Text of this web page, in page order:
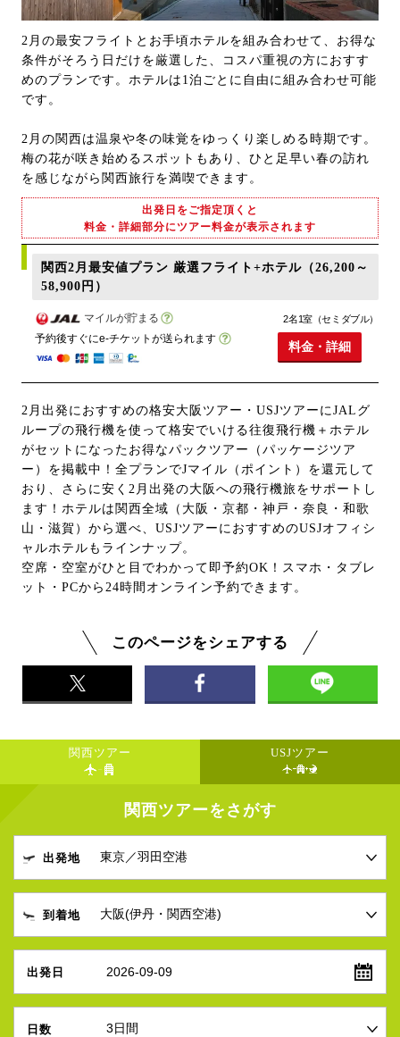
2月の最安フライトとお手頃ホテルを組み合わせて、お得な
条件がそろう日だけを厳選した、コスパ重視の方におすす
めのプランです。ホテルは1泊ごとに自由に組み合わせ可能
です。
2月の関西は温泉や冬の味覚をゆっくり楽しめる時期です。
梅の花が咲き始めるスポットもあり、ひと足早い春の訪れ
を感じながら関西旅行を満喫できます。
出発日をご指定頂くと
料金・詳細部分にツアー料金が表示されます
関西2月最安値プラン 厳選フライト+ホテル（26,200～
58,900円）
マイルが貯まる
予約後すぐにe-チケットが送られます
2名1室（セミダブル）
料金・詳細
2月出発におすすめの格安大阪ツアー・USJツアーにJALグ
ループの飛行機を使って格安でいける往復飛行機＋ホテル
がセットになったお得なパックツアー（パッケージツア
ー）を掲載中！全プランでJマイル（ポイント）を還元して
おり、さらに安く2月出発の大阪への飛行機旅をサポートし
ます！ホテルは関西全域（大阪・京都・神戸・奈良・和歌
山・滋賀）から選べ、USJツアーにおすすめのUSJオフィシ
ャルホテルもラインナップ。
空席・空室がひと目でわかって即予約OK！スマホ・タブレ
ット・PCから24時間オンライン予約できます。
このページをシェアする
関西ツアー USJツアー
関西ツアーをさがす
出発地
到着地
出発日 2026-09-09
日数